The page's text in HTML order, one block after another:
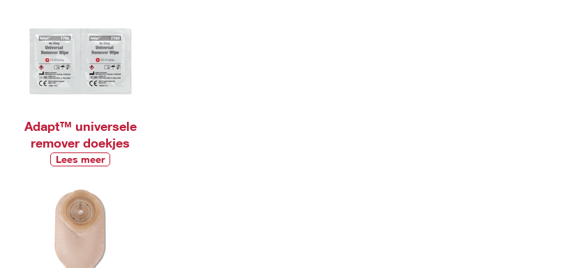
Adapt™ universele
remover doekjes
Lees meer